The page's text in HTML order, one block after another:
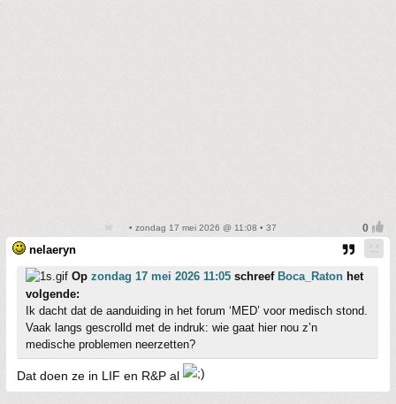
• zondag 17 mei 2026 @ 11:08 • 37
nelaeryn
Op zondag 17 mei 2026 11:05 schreef Boca_Raton het
volgende:
Ik dacht dat de aanduiding in het forum ‘MED’ voor medisch stond.
Vaak langs gescrolld met de indruk: wie gaat hier nou z’n
medische problemen neerzetten?
Dat doen ze in LIF en R&P al